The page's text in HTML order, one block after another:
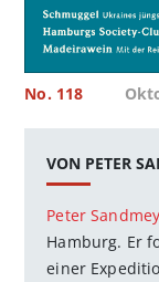
No. 118
VON PETER
Peter
Hamburg. Er
einer